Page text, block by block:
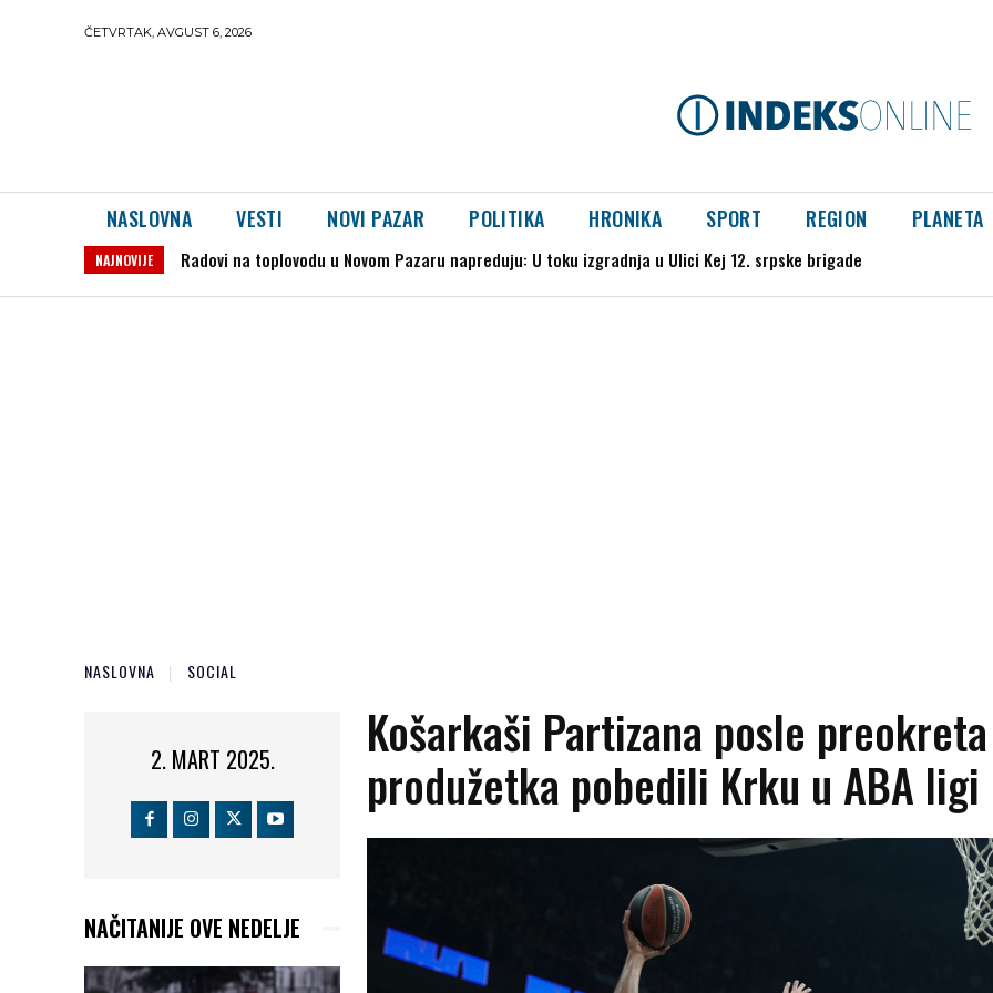
ČETVRTAK, AVGUST 6, 2026
NASLOVNA VESTI NOVI PAZAR POLITIKA HRONIKA SPORT REGION PLANETA
NAJNOVIJE Radovi na toplovodu u Novom Pazaru napreduju: U toku izgradnja u Ulici Kej 12. srpske brigade
Državljanin Srbije sa Interpolove poternice uhapšen u Beranama
NASLOVNA SOCIAL
2. MART 2025.
NAČITANIJE OVE NEDELJE
Košarkaši Partizana posle
produžetka pobedili Krku u ABA ligi